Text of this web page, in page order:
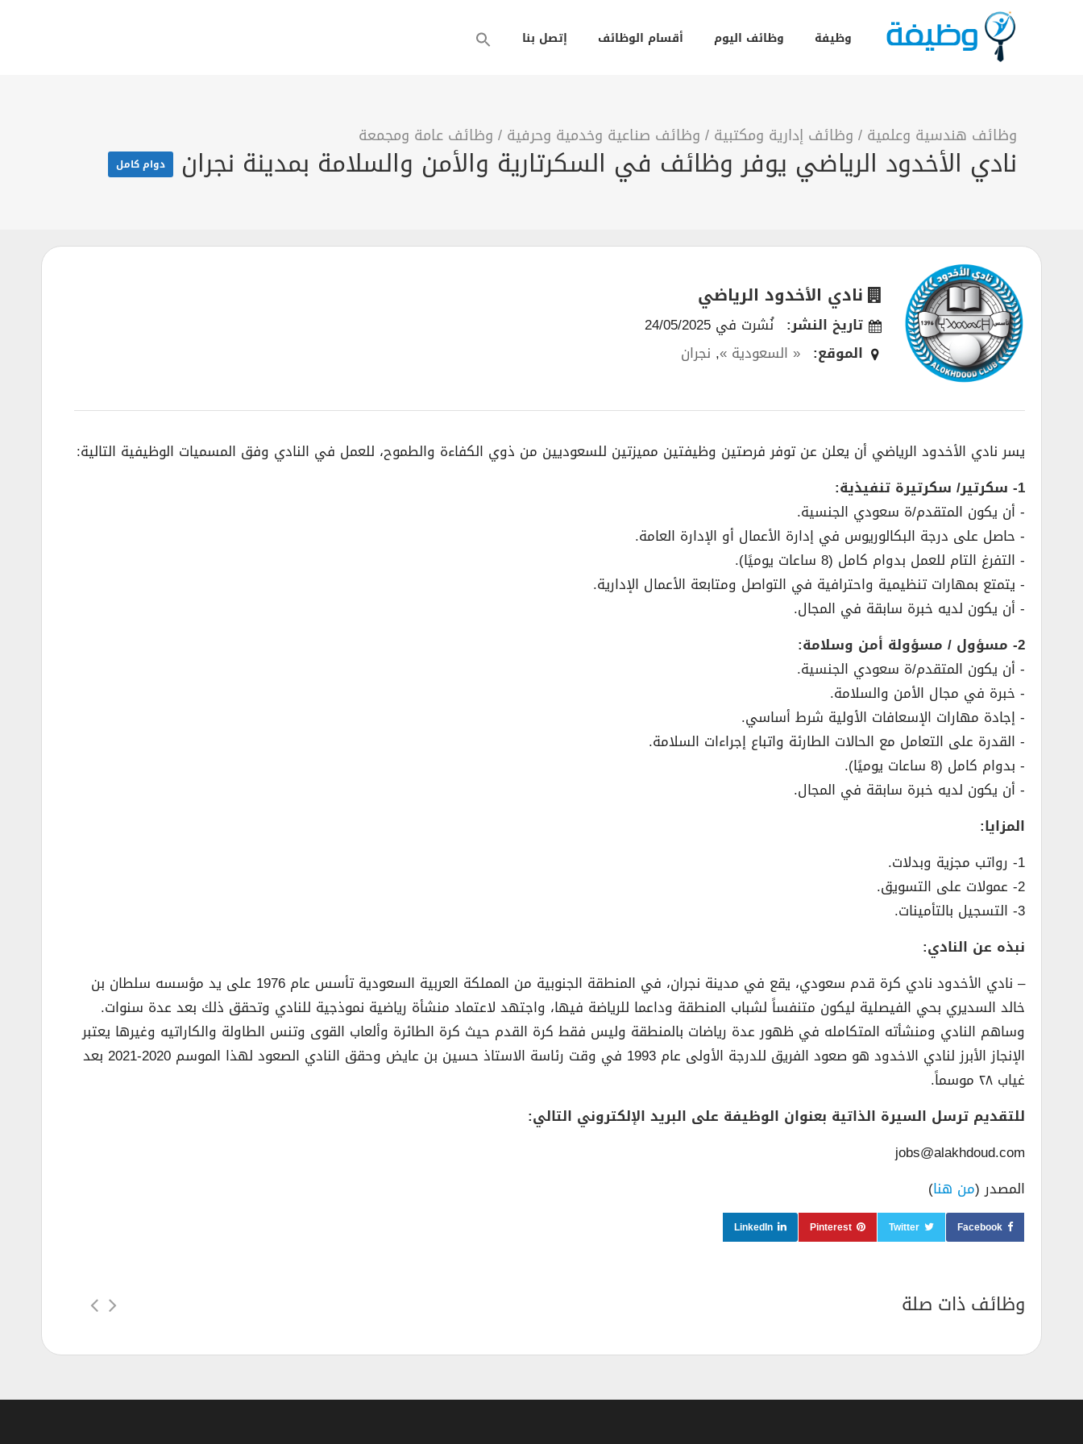
وظيفة وظائف اليوم أقسام الوظائف إتصل بنا
وظائف هندسية وعلمية / وظائف إدارية ومكتبية / وظائف صناعية وخدمية وحرفية / وظائف عامة ومجمعة
نادي الأخدود الرياضي يوفر وظائف في السكرتارية والأمن والسلامة بمدينة نجران دوام كامل
نادي الأخدود الرياضي
تاريخ النشر: نُشرت في 24/05/2025
الموقع: « السعودية », نجران
يسر نادي الأخدود الرياضي أن يعلن عن توفر فرصتين وظيفتين مميزتين للسعوديين من ذوي الكفاءة والطموح، للعمل في النادي وفق المسميات الوظيفية التالية:
1- سكرتير/ سكرتيرة تنفيذية:
­- أن يكون المتقدم/ة سعودي الجنسية.
­- حاصل على درجة البكالوريوس في إدارة الأعمال أو الإدارة العامة.
­- التفرغ التام للعمل بدوام كامل (8 ساعات يوميًا).
­- يتمتع بمهارات تنظيمية واحترافية في التواصل ومتابعة الأعمال الإدارية.
­- أن يكون لديه خبرة سابقة في المجال.
2- مسؤول / مسؤولة أمن وسلامة:
­- أن يكون المتقدم/ة سعودي الجنسية.
­- خبرة في مجال الأمن والسلامة.
­- إجادة مهارات الإسعافات الأولية شرط أساسي.
­- القدرة على التعامل مع الحالات الطارئة واتباع إجراءات السلامة.
­- بدوام كامل (8 ساعات يوميًا).
­- أن يكون لديه خبرة سابقة في المجال.
المزايا:
1- رواتب مجزية وبدلات.
2- عمولات على التسويق.
3- التسجيل بالتأمينات.
نبذه عن النادي:
– نادي الأخدود نادي كرة قدم سعودي، يقع في مدينة نجران، في المنطقة الجنوبية من المملكة العربية السعودية تأسس عام 1976 على يد مؤسسه سلطان بن
خالد السديري بحي الفيصلية ليكون متنفساً لشباب المنطقة وداعما للرياضة فيها، واجتهد لاعتماد منشأة رياضية نموذجية للنادي وتحقق ذلك بعد عدة سنوات.
وساهم النادي ومنشأته المتكامله في ظهور عدة رياضات بالمنطقة وليس فقط كرة القدم حيث كرة الطائرة وألعاب القوى وتنس الطاولة والكاراتيه وغيرها يعتبر
الإنجاز الأبرز لنادي الاخدود هو صعود الفريق للدرجة الأولى عام 1993 في وقت رئاسة الاستاذ حسين بن عايض وحقق النادي الصعود لهذا الموسم 2020-2021 بعد
غياب ٢٨ موسماً.
للتقديم ترسل السيرة الذاتية بعنوان الوظيفة على البريد الإلكتروني التالي:
jobs@alakhdoud.com
المصدر (من هنا)
Facebook
Twitter
Pinterest
LinkedIn
وظائف ذات صلة